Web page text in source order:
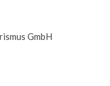
GmbH